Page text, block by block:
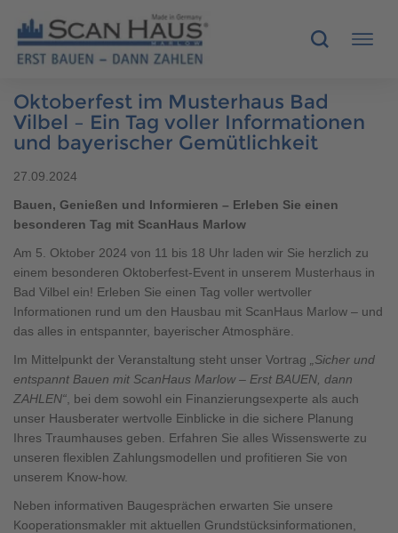
HÄUSER
SCANHAUS-VORTEILE
RUND UMS BAUEN
ÜBER UNS
Brauchen Sie Hilfe?
038221 4000
MUSTERHAUS FINDEN
Oktoberfest im Musterhaus Bad
Vilbel – Ein Tag voller Informationen
und bayerischer Gemütlichkeit
27.09.2024
Bauen, Genießen und Informieren – Erleben Sie einen
besonderen Tag mit ScanHaus Marlow
Am 5. Oktober 2024 von 11 bis 18 Uhr laden wir Sie herzlich zu
einem besonderen Oktoberfest-Event in unserem Musterhaus in
Bad Vilbel ein! Erleben Sie einen Tag voller wertvoller
Informationen rund um den Hausbau mit ScanHaus Marlow – und
das alles in entspannter, bayerischer Atmosphäre.
Im Mittelpunkt der Veranstaltung steht unser Vortrag
„Sicher und
entspannt Bauen mit ScanHaus Marlow – Erst BAUEN, dann
ZAHLEN“ , bei dem sowohl ein Finanzierungsexperte als auch
unser Hausberater wertvolle Einblicke in die sichere Planung
Ihres Traumhauses geben. Erfahren Sie alles Wissenswerte zu
unseren flexiblen Zahlungsmodellen und profitieren Sie von
unserem Know-how.
Neben informativen Baugesprächen erwarten Sie unsere
Kooperationsmakler mit aktuellen Grundstücksinformationen,